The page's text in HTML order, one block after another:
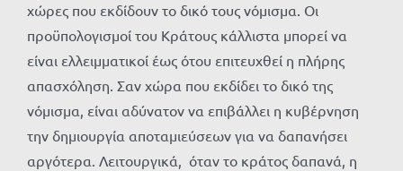
χώρες που εκδίδουν το δικό τους νόμισμα. Οι
προϋπολογισμοί του Κράτους κάλλιστα μπορεί να
είναι ελλειμματικοί έως ότου επιτευχθεί η πλήρης
απασχόληση. Σαν χώρα που εκδίδει το δικό της
νόμισμα, είναι αδύνατον να επιβάλλει η κυβέρνηση
την δημιουργία αποταμιεύσεων για να δαπανήσει
αργότερα. Λειτουργικά, όταν το κράτος δαπανά, η